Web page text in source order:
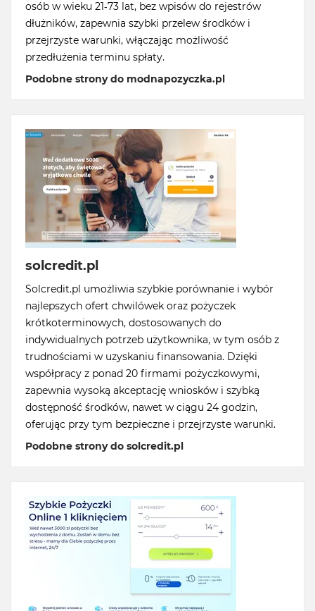
osób w wieku 21-73 lat, bez wpisów do rejestrów
dłużników, zapewnia szybki przelew środków i
przejrzyste warunki, włączając możliwość
przedłużenia terminu spłaty.
Podobne strony do modnapozyczka.pl
solcredit.pl
Solcredit.pl umożliwia szybkie porównanie i wybór
najlepszych ofert chwilówek oraz pożyczek
krótkoterminowych, dostosowanych do
indywidualnych potrzeb użytkownika, w tym osób z
trudnościami w uzyskaniu finansowania. Dzięki
współpracy z ponad 20 firmami pożyczkowymi,
zapewnia wysoką akceptację wniosków i szybką
dostępność środków, nawet w ciągu 24 godzin,
oferując przy tym bezpieczne i przejrzyste warunki.
Podobne strony do solcredit.pl